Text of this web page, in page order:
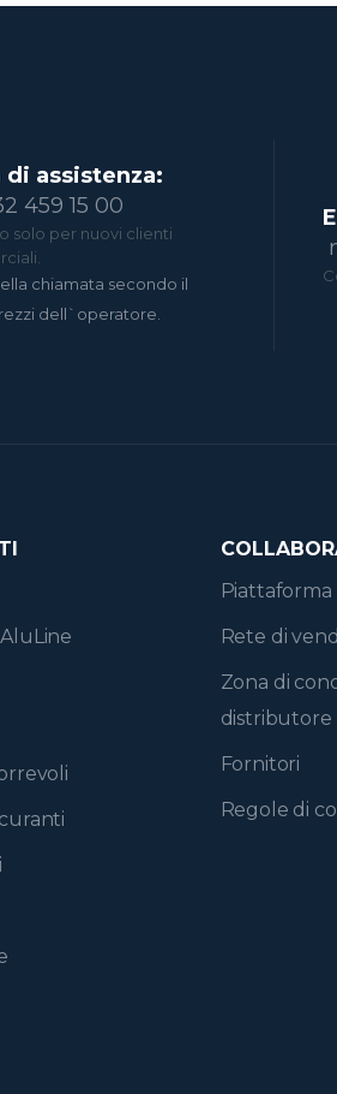
di assistenza:
459 15 00
solo per nuovi clienti
chiamata secondo il
dell`operatore.
Rete di
Zona di
distributore
Fornitori
Regole di